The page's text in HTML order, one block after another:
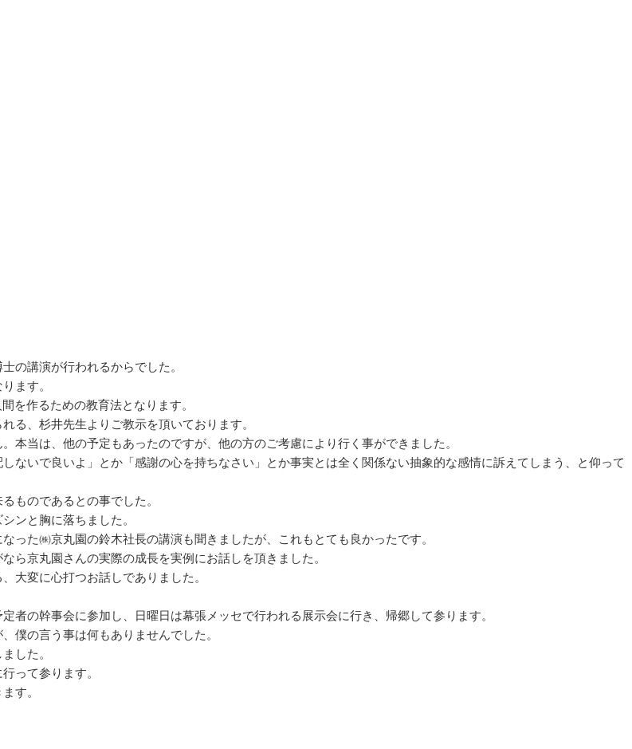
の講演が行われるからでした。
ます。
を作るための教育法となります。
る、杉井先生よりご教示を頂いております。
当は、他の予定もあったのですが、他の方のご考慮により行く事ができました。
ないで良いよ」とか「感謝の心を持ちなさい」とか事実とは全く関係ない抽象的な感情に訴えてしまう、と仰って
ものであるとの事でした。
ンと胸に落ちました。
た㈱京丸園の鈴木社長の講演も聞きましたが、これもとても良かったです。
ら京丸園さんの実際の成長を実例にお話しを頂きました。
大変に心打つお話しでありました。
の幹事会に参加し、日曜日は幕張メッセで行われる展示会に行き、帰郷して参ります。
僕の言う事は何もありませんでした。
した。
って参ります。
す。